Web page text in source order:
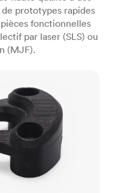
de prototypes rapides
fonctionnelles
par laser (SLS) ou
(MJF).